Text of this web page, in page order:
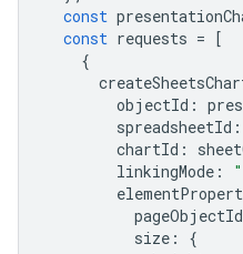
const
const requests = [
{
objectId :
spreadsheetId :
chartId :
linkingMode :
pageObjectId
size :
{